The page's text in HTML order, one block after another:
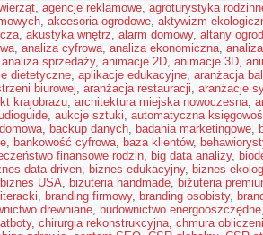
, agencje reklamowe, agroturystyka
, akcesoria ogrodowe, aktywizm
, akustyka wnętrz, alarm domowy, altany
, analiza cyfrowa, analiza ekonomiczna,
analiza sprzedaży, animacje 2D, animacje 3D,
dietetyczne, aplikacje edukacyjne, aranżacja
biurowej, aranżacja restauracji, aranżacje
krajobrazu, architektura miejska nowoczesna,
, aukcje sztuki, automatyczna
, backup danych, badania marketingowe,
, bankowość cyfrowa, baza klientów,
finansowe rodzin, big data analizy,
data-driven, biznes edukacyjny, biznes
biznes USA, bizuteria handmade, biżuteria
, branding firmowy, branding osobisty,
drewniane, budownictwo energooszczędne
, chirurgia rekonstrukcyjna, chmura